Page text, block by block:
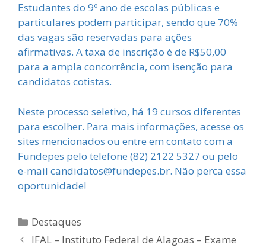
Estudantes do 9º ano de escolas públicas e
particulares podem participar, sendo que 70%
das vagas são reservadas para ações
afirmativas. A taxa de inscrição é de R$50,00
para a ampla concorrência, com isenção para
candidatos cotistas.
Neste processo seletivo, há 19 cursos diferentes
para escolher. Para mais informações, acesse os
sites mencionados ou entre em contato com a
Fundepes pelo telefone (82) 2122 5327 ou pelo
e-mail candidatos@fundepes.br. Não perca essa
oportunidade!
Destaques
IFAL – Instituto Federal de Alagoas – Exame